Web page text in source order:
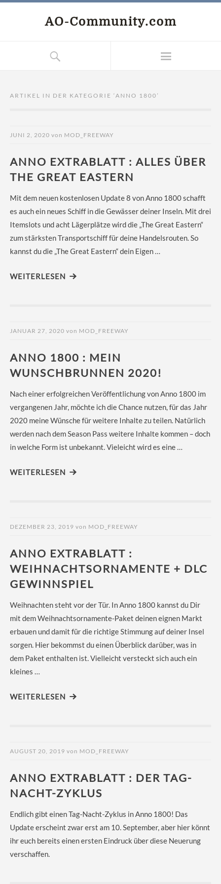
AO-Community.com
ARTIKEL IN DER KATEGORIE ‘ANNO 1800’
JUNI 2, 2020 von MOD_FREEWAY
ANNO EXTRABLATT : ALLES ÜBER
THE GREAT EASTERN
Mit dem neuen kostenlosen Update 8 von Anno 1800 schafft
es auch ein neues Schiff in die Gewässer deiner Inseln. Mit drei
Itemslots und acht Lägerplätze wird die „The Great Eastern“
zum stärksten Transportschiff für deine Handelsrouten. So
kannst du die „The Great Eastern“ dein Eigen …
WEITERLESEN
JANUAR 27, 2020 von MOD_FREEWAY
ANNO 1800 : MEIN
WUNSCHBRUNNEN 2020!
Nach einer erfolgreichen Veröffentlichung von Anno 1800 im
vergangenen Jahr, möchte ich die Chance nutzen, für das Jahr
2020 meine Wünsche für weitere Inhalte zu teilen. Natürlich
werden nach dem Season Pass weitere Inhalte kommen – doch
in welche Form ist unbekannt. Vieleicht wird es eine …
WEITERLESEN
DEZEMBER 23, 2019 von MOD_FREEWAY
ANNO EXTRABLATT :
WEIHNACHTSORNAMENTE + DLC
GEWINNSPIEL
Weihnachten steht vor der Tür. In Anno 1800 kannst du Dir
mit dem Weihnachtsornamente-Paket deinen eignen Markt
erbauen und damit für die richtige Stimmung auf deiner Insel
sorgen. Hier bekommst du einen Überblick darüber, was in
dem Paket enthalten ist. Vielleicht versteckt sich auch ein
kleines …
WEITERLESEN
AUGUST 20, 2019 von MOD_FREEWAY
ANNO EXTRABLATT : DER TAG-
NACHT-ZYKLUS
Endlich gibt einen Tag-Nacht-Zyklus in Anno 1800! Das
Update erscheint zwar erst am 10. September, aber hier könnt
ihr euch bereits einen ersten Eindruck über diese Neuerung
verschaffen.